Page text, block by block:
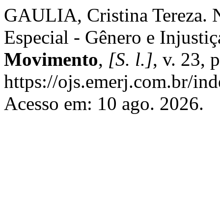
GAULIA, Cristina Tereza.
Especial - Gênero e
Movimento, [S. l.], v. 23,
https://ojs.emerj.com.br/
Acesso em: 10 ago. 2026.